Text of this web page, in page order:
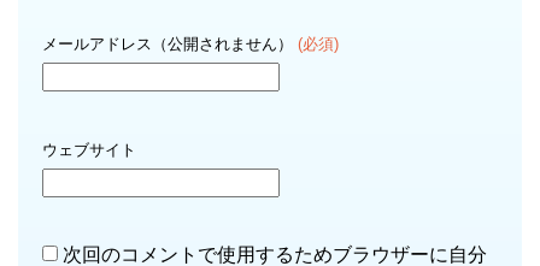
メールアドレス（公開されません） (必須)
ウェブサイト
次回のコメントで使用するためブラウザーに自分